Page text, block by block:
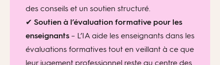
des conseils et un soutien structuré.
✔ Soutien à l’évaluation formative pour les
enseignants – L’IA aide les enseignants dans les
évaluations formatives tout en veillant à ce que
leur jugement professionnel reste au centre des